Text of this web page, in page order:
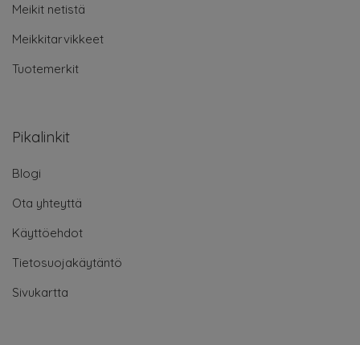
Meikit netistä
Meikkitarvikkeet
Tuotemerkit
Pikalinkit
Blogi
Ota yhteyttä
Käyttöehdot
Tietosuojakäytäntö
Sivukartta